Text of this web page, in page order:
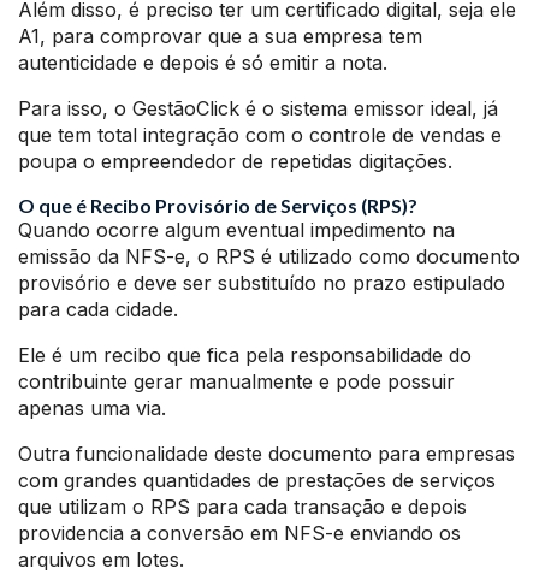
Além disso, é preciso ter um certificado digital, seja ele
A1, para comprovar que a sua empresa tem
autenticidade e depois é só emitir a nota.
Para isso, o GestãoClick é o sistema emissor ideal, já
que tem total integração com o controle de vendas e
poupa o empreendedor de repetidas digitações.
O que é Recibo Provisório de Serviços (RPS)?
Quando ocorre algum eventual impedimento na
emissão da NFS-e, o RPS é utilizado como documento
provisório e deve ser substituído no prazo estipulado
para cada cidade.
Ele é um recibo que fica pela responsabilidade do
contribuinte gerar manualmente e pode possuir
apenas uma via.
Outra funcionalidade deste documento para empresas
com grandes quantidades de prestações de serviços
que utilizam o RPS para cada transação e depois
providencia a conversão em NFS-e enviando os
arquivos em lotes.